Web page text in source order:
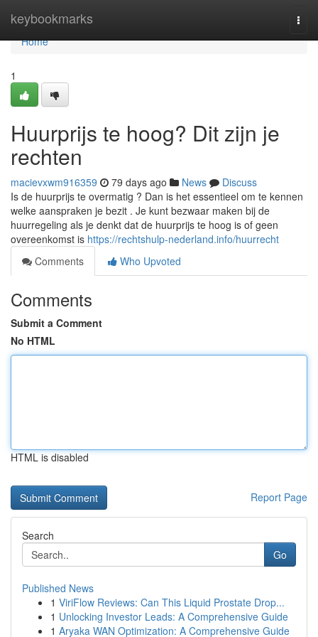
keybookmarks
Home
Home
1
Huurprijs te hoog? Dit zijn je
rechten
macievxwm916359 79 days ago News
Discuss
Is de huurprijs te overmatig ? Dan is het essentieel om te kennen
welke aanspraken je bezit . Je kunt bezwaar maken bij de
huurregeling als je denkt dat de huurprijs te hoog is of geen
overeenkomst is https://rechtshulp-nederland.info/huurrecht
Comments
Who Upvoted
Comments
Submit a Comment
No HTML
HTML is disabled
Report Page
Search
Go
Published News
1 ViriFlow Reviews: Can This Liquid Prostate Drop...
1 Unlocking Investor Leads: A Comprehensive Guide
1 Aryaka WAN Optimization: A Comprehensive Guide